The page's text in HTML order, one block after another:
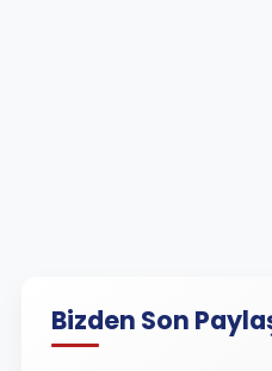
Bizden Son